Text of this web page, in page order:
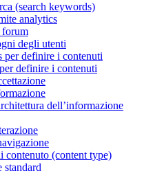
(search keywords)
analytics
forum
degli utenti
per definire i contenuti
definire i contenuti
dell’informazione
contenuto (content type)
standard